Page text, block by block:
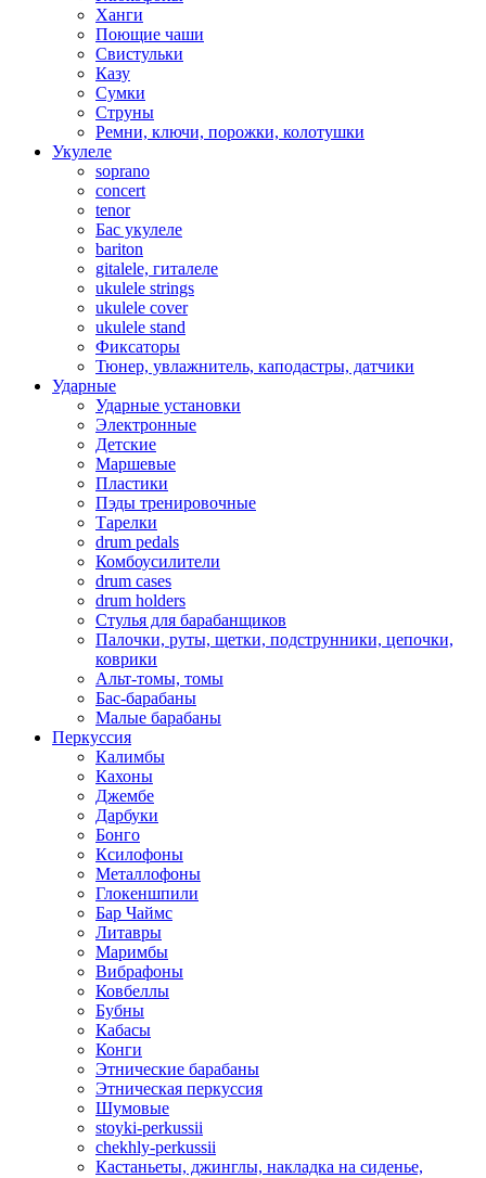
Ханги
Поющие чаши
Свистульки
Казу
Сумки
Струны
Ремни, ключи, порожки, колотушки
Укулеле
soprano
concert
tenor
Бас укулеле
bariton
gitalele, гиталеле
ukulele strings
ukulele cover
ukulele stand
Фиксаторы
Тюнер, увлажнитель, каподастры, датчики
Ударные
Ударные установки
Электронные
Детские
Маршевые
Пластики
Пэды тренировочные
Тарелки
drum pedals
Комбоусилители
drum cases
drum holders
Стулья для барабанщиков
Палочки, руты, щетки, подструнники, цепочки,
коврики
Альт-томы, томы
Бас-барабаны
Малые барабаны
Перкуссия
Калимбы
Кахоны
Джембе
Дарбуки
Бонго
Ксилофоны
Металлофоны
Глокеншпили
Бар Чаймс
Литавры
Маримбы
Вибрафоны
Ковбеллы
Бубны
Кабасы
Конги
Этнические барабаны
Этническая перкуссия
Шумовые
stoyki-perkussii
chekhly-perkussii
Кастаньеты, джинглы, накладка на сиденье,